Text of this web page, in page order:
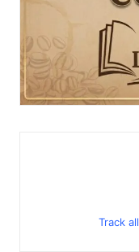
Track